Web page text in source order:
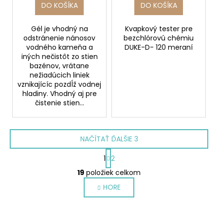
DO KOŠÍKA
Gél je vhodný na
odstránenie nánosov
vodného kameňa a
iných nečistôt zo stien
bazénov, vrátane
nežiadúcich liniek
vznikajícíc pozdĺž vodnej
hladiny. Vhodný aj pre
čistenie stien...
DO KOŠÍKA
Kvapkový tester pre
bezchlórovú chémiu
DUKE-D- 120 meraní
O
v
l
á
NAČÍTAŤ ĎALŠIE 3
S
t
r
á
n
k
1 2
19 položiek celkom
HORE